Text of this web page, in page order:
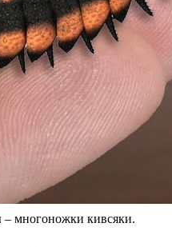
многоножки кивсяки.